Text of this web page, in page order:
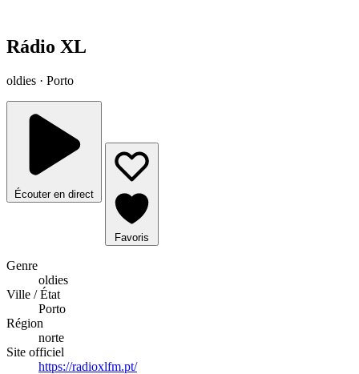
Rádio XL
oldies · Porto
Écouter en direct
Favoris
Genre
oldies
Ville / État
Porto
Région
norte
Site officiel
https://radioxlfm.pt/